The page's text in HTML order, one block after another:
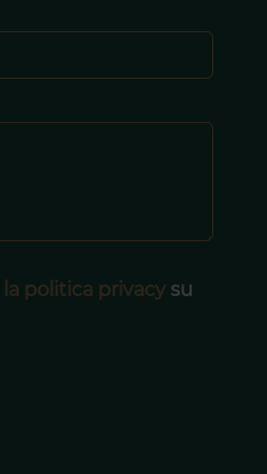
la politica privacysu